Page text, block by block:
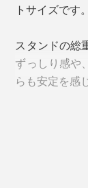
ホールドリン
その画期的な
に磁力で合体
トサイズです。
スタンドの総
ずっしり感や
らも安定を感